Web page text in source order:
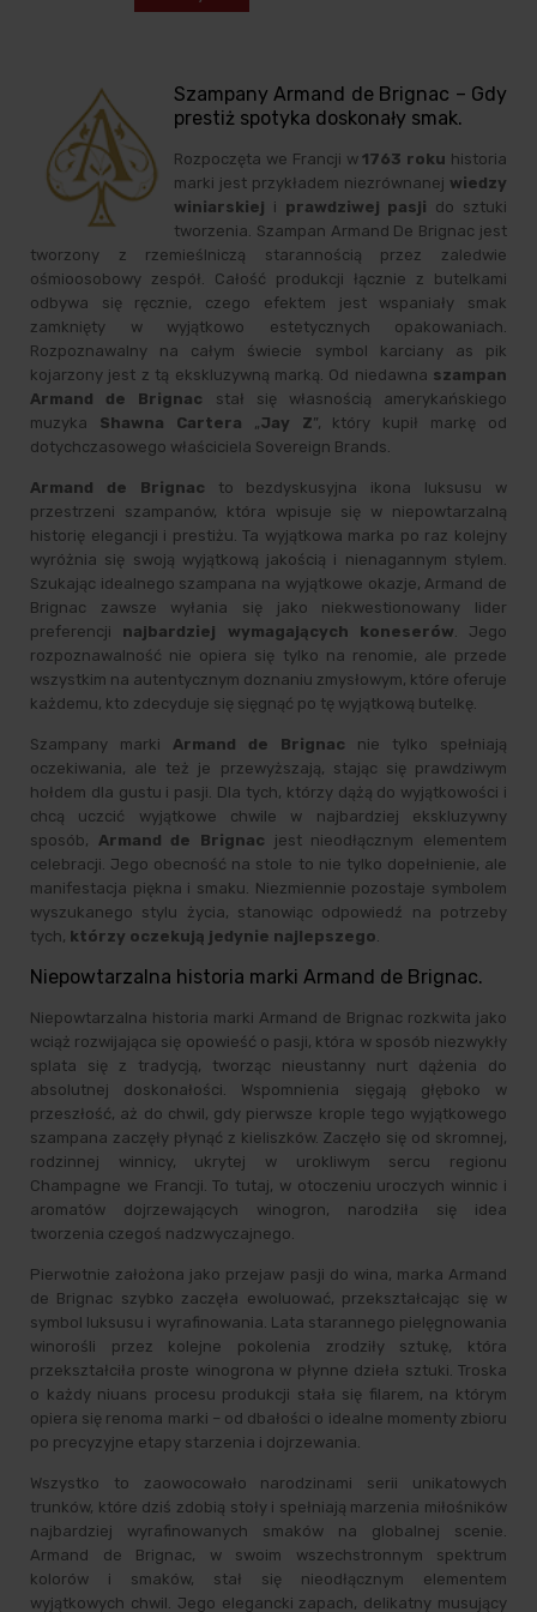
Szampany Armand de Brignac – Gdy
prestiż spotyka doskonały smak.
Rozpoczęta we Francji w1763 roku historia
marki jest przykładem niezrównanej wiedzy
winiarskiej i prawdziwej pasji do sztuki
tworzenia. Szampan Armand De Brignac jest
tworzony z rzemieślniczą starannością przez zaledwie
ośmioosobowy zespół. Całość produkcji łącznie z butelkami
odbywa się ręcznie, czego efektem jest wspaniały smak
zamknięty w wyjątkowo estetycznych opakowaniach.
Rozpoznawalny na całym świecie symbol karciany as pik
kojarzony jest z tą ekskluzywną marką. Od niedawna szampan
Armand de Brignac stał się własnością amerykańskiego
muzyka Shawna Cartera „Jay Z”, który kupił markę od
dotychczasowego właściciela Sovereign Brands.
Armand de Brignac to bezdyskusyjna ikona luksusu w
przestrzeni szampanów, która wpisuje się w niepowtarzalną
historię elegancji i prestiżu. Ta wyjątkowa marka po raz kolejny
wyróżnia się swoją wyjątkową jakością i nienagannym stylem.
Szukając idealnego szampana na wyjątkowe okazje, Armand de
Brignac zawsze wyłania się jako niekwestionowany lider
preferencji najbardziej wymagających koneserów. Jego
rozpoznawalność nie opiera się tylko na renomie, ale przede
wszystkim na autentycznym doznaniu zmysłowym, które oferuje
każdemu, kto zdecyduje się sięgnąć po tę wyjątkową butelkę.
Szampany marki Armand de Brignac nie tylko spełniają
oczekiwania, ale też je przewyższają, stając się prawdziwym
hołdem dla gustu i pasji. Dla tych, którzy dążą do wyjątkowości i
chcą uczcić wyjątkowe chwile w najbardziej ekskluzywny
sposób, Armand de Brignac jest nieodłącznym elementem
celebracji. Jego obecność na stole to nie tylko dopełnienie, ale
manifestacja piękna i smaku. Niezmiennie pozostaje symbolem
wyszukanego stylu życia, stanowiąc odpowiedź na potrzeby
tych, którzy oczekują jedynie najlepszego.
Niepowtarzalna historia marki Armand de Brignac.
Niepowtarzalna historia marki Armand de Brignac rozkwita jako
wciąż rozwijająca się opowieść o pasji, która w sposób niezwykły
splata się z tradycją, tworząc nieustanny nurt dążenia do
absolutnej doskonałości. Wspomnienia sięgają głęboko w
przeszłość, aż do chwil, gdy pierwsze krople tego wyjątkowego
szampana zaczęły płynąć z kieliszków. Zaczęło się od skromnej,
rodzinnej winnicy, ukrytej w urokliwym sercu regionu
Champagne we Francji. To tutaj, w otoczeniu uroczych winnic i
aromatów dojrzewających winogron, narodziła się idea
tworzenia czegoś nadzwyczajnego.
Pierwotnie założona jako przejaw pasji do wina, marka Armand
de Brignac szybko zaczęła ewoluować, przekształcając się w
symbol luksusu i wyrafinowania. Lata starannego pielęgnowania
winorośli przez kolejne pokolenia zrodziły sztukę, która
przekształciła proste winogrona w płynne dzieła sztuki. Troska
o każdy niuans procesu produkcji stała się filarem, na którym
opiera się renoma marki – od dbałości o idealne momenty zbioru
po precyzyjne etapy starzenia i dojrzewania.
Wszystko to zaowocowało narodzinami serii unikatowych
trunków, które dziś zdobią stoły i spełniają marzenia miłośników
najbardziej wyrafinowanych smaków na globalnej scenie.
Armand de Brignac, w swoim wszechstronnym spektrum
kolorów i smaków, stał się nieodłącznym elementem
wyjątkowych chwil. Jego elegancki zapach, delikatny musujący